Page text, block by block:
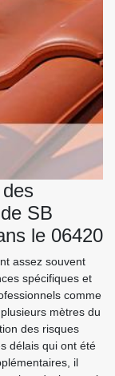
SB
le 06420
assez souvent
spécifiques et
comme
mètres du
des risques
délais qui ont été
il